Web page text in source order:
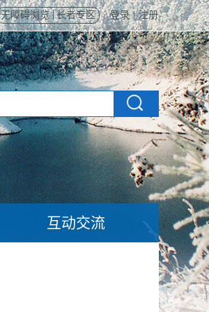
无障碍浏览 长者专区 登录|注册
互动交流